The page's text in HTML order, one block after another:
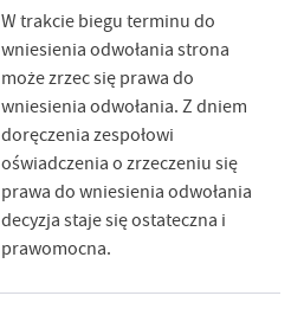
W trakcie biegu terminu do
wniesienia odwołania strona
może zrzec się prawa do
wniesienia odwołania. Z dniem
doręczenia zespołowi
oświadczenia o zrzeczeniu się
prawa do wniesienia odwołania
decyzja staje się ostateczna i
prawomocna.